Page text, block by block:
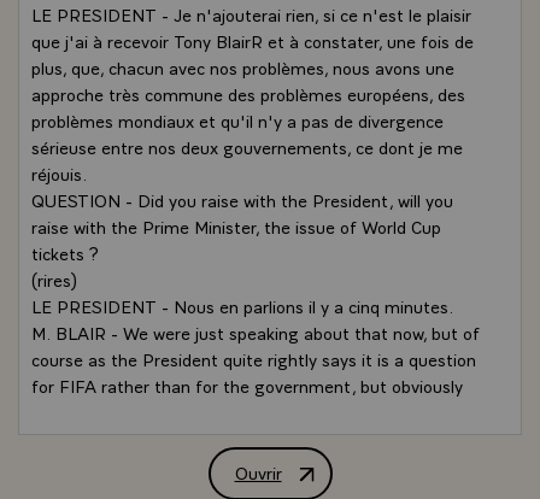
LE PRESIDENT - Je n'ajouterai rien, si ce n'est le plaisir
que j'ai à recevoir Tony BlairR et à constater, une fois de
plus, que, chacun avec nos problèmes, nous avons une
approche très commune des problèmes européens, des
problèmes mondiaux et qu'il n'y a pas de divergence
sérieuse entre nos deux gouvernements, ce dont je me
réjouis.
QUESTION - Did you raise with the President, will you
raise with the Prime Minister, the issue of World Cup
tickets ?
(rires)
LE PRESIDENT - Nous en parlions il y a cinq minutes.
M. BLAIR - We were just speaking about that now, but of
course as the President quite rightly says it is a question
for FIFA rather than for the government, but obviously
matter outside the control of the government.
LE PRESIDENT - Absolument, nous avons d'ailleurs dit
Ouvrir
Intervention de MM. Jacques Chirac,